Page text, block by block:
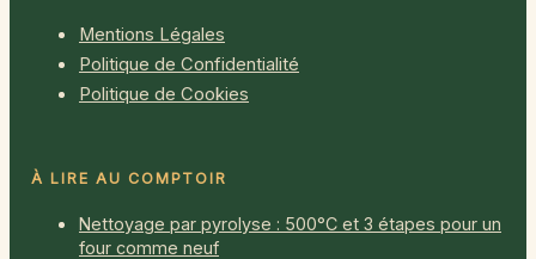
Mentions Légales
Politique de Confidentialité
Politique de Cookies
À LIRE AU COMPTOIR
Nettoyage par pyrolyse : 500°C et 3 étapes pour un
four comme neuf